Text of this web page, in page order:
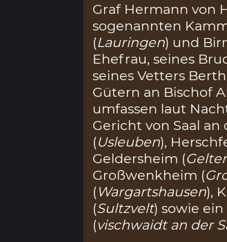
Graf Hermann von
sogenannten
(Lauringen) und
Ehefrau, seines
seines Vetters
Gütern an Bischof
umfassen laut
Gericht von Saal an
(Usleuben),
Geldersheim (
Großwenkheim (
(Wargartshausen),
(Sultzvelt) sowie
(vischwaidt an der